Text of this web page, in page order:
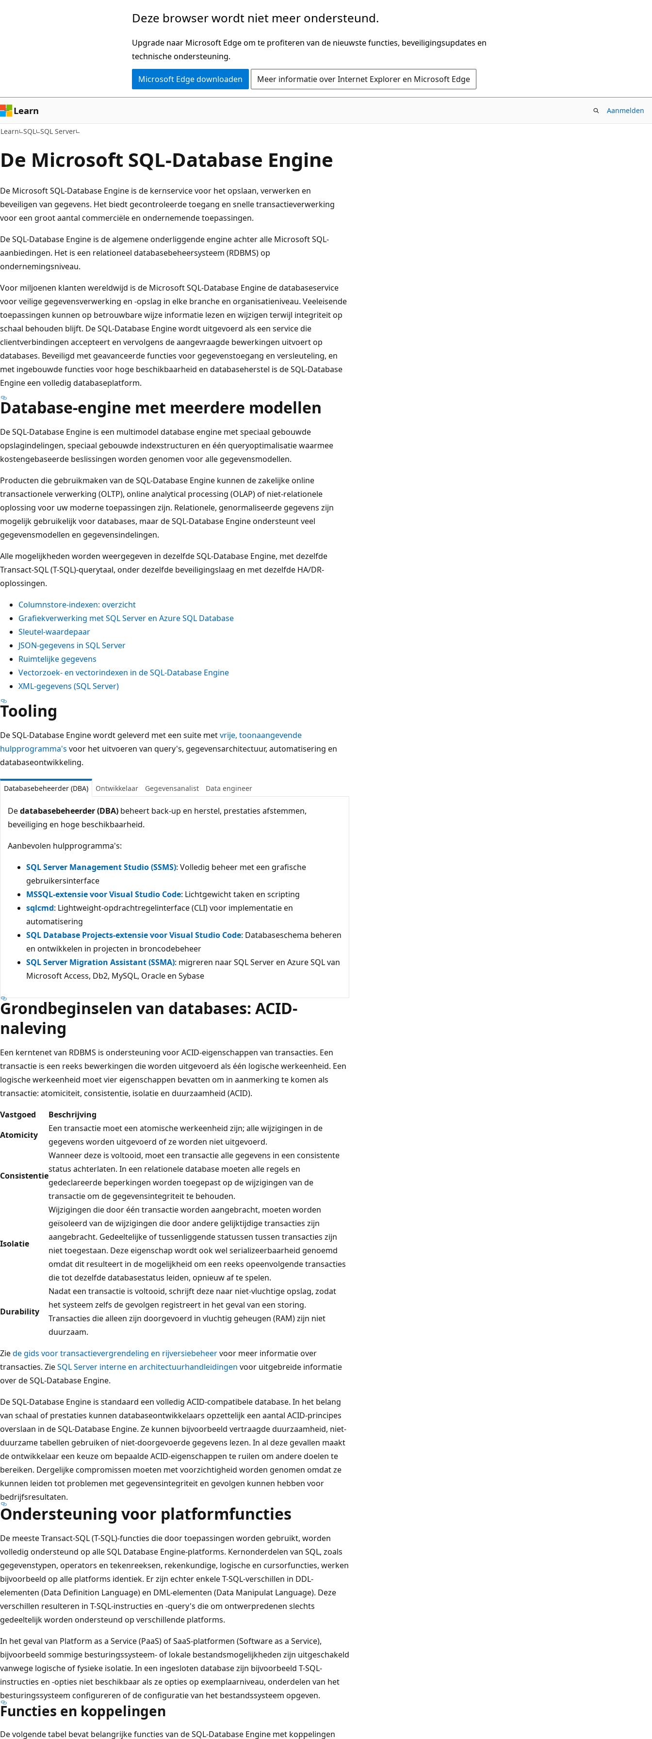
Deze browser wordt niet meer ondersteund.
Upgrade naar Microsoft Edge om te profiteren van de nieuwste functies, beveiligingsupdates en
technische ondersteuning.
Microsoft Edge downloaden Meer informatie over Internet Explorer en Microsoft Edge
Learn Aanmelden
Learn SQL SQL Server
De Microsoft SQL-Database Engine
De Microsoft SQL-Database Engine is de kernservice voor het opslaan, verwerken en
beveiligen van gegevens. Het biedt gecontroleerde toegang en snelle transactieverwerking
voor een groot aantal commerciële en ondernemende toepassingen.
De SQL-Database Engine is de algemene onderliggende engine achter alle Microsoft SQL-
aanbiedingen. Het is een relationeel databasebeheersysteem (RDBMS) op
ondernemingsniveau.
Voor miljoenen klanten wereldwijd is de Microsoft SQL-Database Engine de databaseservice
voor veilige gegevensverwerking en -opslag in elke branche en organisatieniveau. Veeleisende
toepassingen kunnen op betrouwbare wijze informatie lezen en wijzigen terwijl integriteit op
schaal behouden blijft. De SQL-Database Engine wordt uitgevoerd als een service die
clientverbindingen accepteert en vervolgens de aangevraagde bewerkingen uitvoert op
databases. Beveiligd met geavanceerde functies voor gegevenstoegang en versleuteling, en
met ingebouwde functies voor hoge beschikbaarheid en databaseherstel is de SQL-Database
Engine een volledig databaseplatform.
Database-engine met meerdere modellen
De SQL-Database Engine is een multimodel database engine met speciaal gebouwde
opslagindelingen, speciaal gebouwde indexstructuren en één queryoptimalisatie waarmee
kostengebaseerde beslissingen worden genomen voor alle gegevensmodellen.
Producten die gebruikmaken van de SQL-Database Engine kunnen de zakelijke online
transactionele verwerking (OLTP), online analytical processing (OLAP) of niet-relationele
oplossing voor uw moderne toepassingen zijn. Relationele, genormaliseerde gegevens zijn
mogelijk gebruikelijk voor databases, maar de SQL-Database Engine ondersteunt veel
gegevensmodellen en gegevensindelingen.
Alle mogelijkheden worden weergegeven in dezelfde SQL-Database Engine, met dezelfde
Transact-SQL (T-SQL)-querytaal, onder dezelfde beveiligingslaag en met dezelfde HA/DR-
oplossingen.
Columnstore-indexen: overzicht
Grafiekverwerking met SQL Server en Azure SQL Database
Sleutel-waardepaar
JSON-gegevens in SQL Server
Ruimtelijke gegevens
Vectorzoek- en vectorindexen in de SQL-Database Engine
XML-gegevens (SQL Server)
Tooling
De SQL-Database Engine wordt geleverd met een suite metvrije, toonaangevende
hulpprogramma's voor het uitvoeren van query's, gegevensarchitectuur, automatisering en
databaseontwikkeling.
Databasebeheerder (DBA) Ontwikkelaar Gegevensanalist Data engineer
Dedatabasebeheerder (DBA) beheert back-up en herstel, prestaties afstemmen,
beveiliging en hoge beschikbaarheid.
Aanbevolen hulpprogramma's:
SQL Server Management Studio (SSMS): Volledig beheer met een grafische
gebruikersinterface
MSSQL-extensie voor Visual Studio Code: Lichtgewicht taken en scripting
sqlcmd: Lightweight-opdrachtregelinterface (CLI) voor implementatie en
automatisering
SQL Database Projects-extensie voor Visual Studio Code: Databaseschema beheren
en ontwikkelen in projecten in broncodebeheer
SQL Server Migration Assistant (SSMA): migreren naar SQL Server en Azure SQL van
Microsoft Access, Db2, MySQL, Oracle en Sybase
Grondbeginselen van databases: ACID-
naleving
Een kerntenet van RDBMS is ondersteuning voor ACID-eigenschappen van transacties. Een
transactie is een reeks bewerkingen die worden uitgevoerd als één logische werkeenheid. Een
logische werkeenheid moet vier eigenschappen bevatten om in aanmerking te komen als
transactie: atomiciteit, consistentie, isolatie en duurzaamheid (ACID).
Vastgoed
Beschrijving
Atomicity
Een transactie moet een atomische werkeenheid zijn; alle wijzigingen in de
gegevens worden uitgevoerd of ze worden niet uitgevoerd.
Consistentie
Wanneer deze is voltooid, moet een transactie alle gegevens in een consistente
status achterlaten. In een relationele database moeten alle regels en
gedeclareerde beperkingen worden toegepast op de wijzigingen van de
transactie om de gegevensintegriteit te behouden.
Isolatie
Wijzigingen die door één transactie worden aangebracht, moeten worden
geïsoleerd van de wijzigingen die door andere gelijktijdige transacties zijn
aangebracht. Gedeeltelijke of tussenliggende statussen tussen transacties zijn
niet toegestaan. Deze eigenschap wordt ook wel serializeerbaarheid genoemd
omdat dit resulteert in de mogelijkheid om een reeks opeenvolgende transacties
die tot dezelfde databasestatus leiden, opnieuw af te spelen.
Durability
Nadat een transactie is voltooid, schrijft deze naar niet-vluchtige opslag, zodat
het systeem zelfs de gevolgen registreert in het geval van een storing.
Transacties die alleen zijn doorgevoerd in vluchtig geheugen (RAM) zijn niet
duurzaam.
Ziede gids voor transactievergrendeling en rijversiebeheervoor meer informatie over
transacties. ZieSQL Server interne en architectuurhandleidingen voor uitgebreide informatie
over de SQL-Database Engine.
De SQL-Database Engine is standaard een volledig ACID-compatibele database. In het belang
van schaal of prestaties kunnen databaseontwikkelaars opzettelijk een aantal ACID-principes
overslaan in de SQL-Database Engine. Ze kunnen bijvoorbeeld vertraagde duurzaamheid, niet-
duurzame tabellen gebruiken of niet-doorgevoerde gegevens lezen. In al deze gevallen maakt
de ontwikkelaar een keuze om bepaalde ACID-eigenschappen te ruilen om andere doelen te
bereiken. Dergelijke compromissen moeten met voorzichtigheid worden genomen omdat ze
kunnen leiden tot problemen met gegevensintegriteit en gevolgen kunnen hebben voor
bedrijfsresultaten.
Ondersteuning voor platformfuncties
De meeste Transact-SQL (T-SQL)-functies die door toepassingen worden gebruikt, worden
volledig ondersteund op alle SQL Database Engine-platforms. Kernonderdelen van SQL, zoals
gegevenstypen, operators en tekenreeksen, rekenkundige, logische en cursorfuncties, werken
bijvoorbeeld op alle platforms identiek. Er zijn echter enkele T-SQL-verschillen in DDL-
elementen (Data Definition Language) en DML-elementen (Data Manipulat Language). Deze
verschillen resulteren in T-SQL-instructies en -query's die om ontwerpredenen slechts
gedeeltelijk worden ondersteund op verschillende platforms.
In het geval van Platform as a Service (PaaS) of SaaS-platformen (Software as a Service),
bijvoorbeeld sommige besturingssysteem- of lokale bestandsmogelijkheden zijn uitgeschakeld
vanwege logische of fysieke isolatie. In een ingesloten database zijn bijvoorbeeld T-SQL-
instructies en -opties niet beschikbaar als ze opties op exemplaarniveau, onderdelen van het
besturingssysteem configureren of de configuratie van het bestandssysteem opgeven.
Functies en koppelingen
De volgende tabel bevat belangrijke functies van de SQL-Database Engine met koppelingen